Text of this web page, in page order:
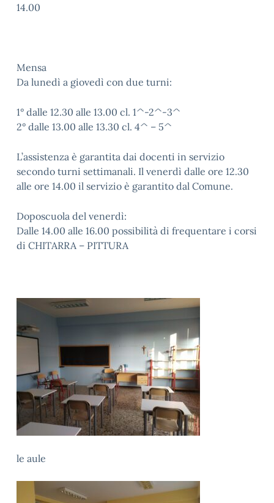
14.00
Mensa
Da lunedì a giovedì con due turni:
1° dalle 12.30 alle 13.00 cl. 1^-2^-3^
2° dalle 13.00 alle 13.30 cl. 4^ – 5^
L’assistenza è garantita dai docenti in servizio
secondo turni settimanali. Il venerdì dalle ore 12.30
alle ore 14.00 il servizio è garantito dal Comune.
Doposcuola del venerdì:
Dalle 14.00 alle 16.00 possibilità di frequentare i corsi
di CHITARRA – PITTURA
le aule